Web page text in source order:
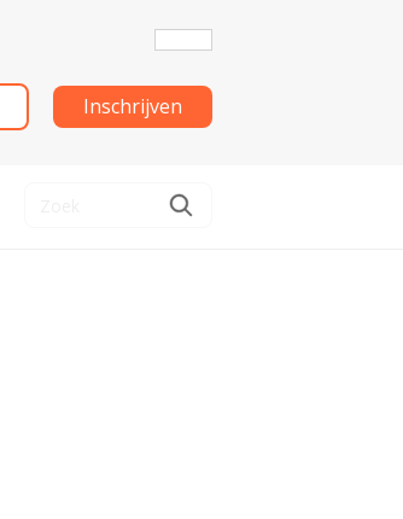
Inschrijven